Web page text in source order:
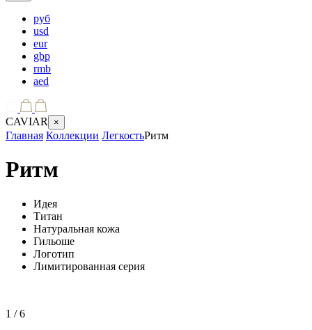
руб
usd
eur
gbp
rmb
aed
CAVIAR ×
Главная Коллекции ЛегкостьРитм
Ритм
Идея
Титан
Натуральная кожа
Гильоше
Логотип
Лимитированная серия
1 / 6